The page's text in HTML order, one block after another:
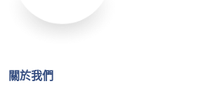
關於我們